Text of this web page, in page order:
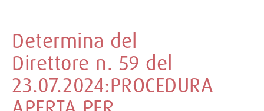
Determina del
Direttore n. 59 del
23.07.2024:PROCEDURA